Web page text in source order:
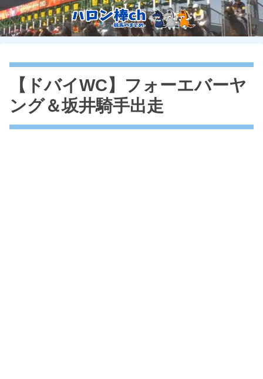
【ドバイWC】フォーエバーヤ
ング＆坂井騎手出走